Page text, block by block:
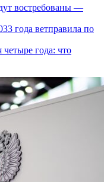
востребованы —
года ветправила по
года: что